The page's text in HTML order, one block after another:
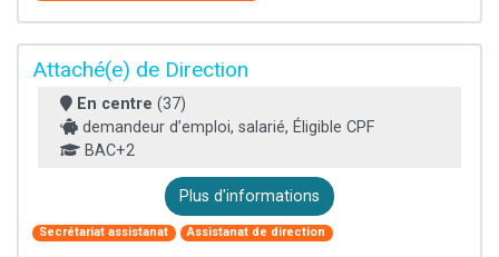
Attaché(e) de Direction
En centre (37)
demandeur d’emploi, salarié, Éligible CPF
BAC+2
Plus d'informations
Secrétariat assistanat Assistanat de direction